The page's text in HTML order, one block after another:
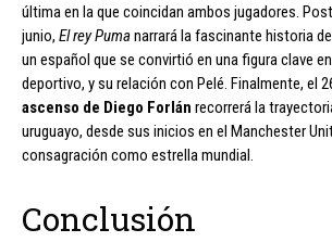
última en la que coincidan ambos jugadores.
junio, El rey Pumanarrará la fascinante historia
un español que se convirtió en una figura clave
deportivo, y su relación con Pelé. Finalmente, el
ascenso de Diego Forlán recorrerá la
uruguayo, desde sus inicios en el Manchester
consagración como estrella mundial.
Conclusión